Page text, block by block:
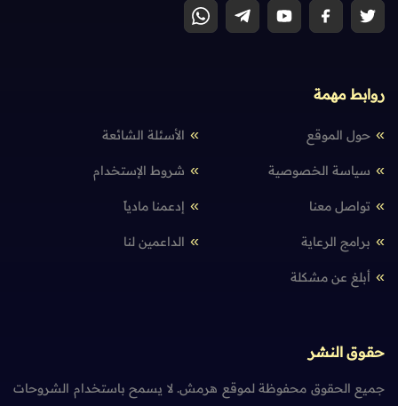
روابط مهمة
حول الموقع الأسئلة الشائعة
سياسة الخصوصية شروط الإستخدام
تواصل معنا إدعمنا مادياً
برامج الرعاية الداعمين لنا
أبلغ عن مشكلة
حقوق النشر
جميع الحقوق محفوظة لموقع هرمش. لا يسمح باستخدام الشروحات